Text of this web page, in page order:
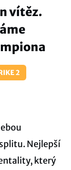
vítěz.
2
Nejlepší
který